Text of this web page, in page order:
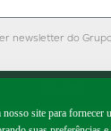
newsletter do
site para fornecer